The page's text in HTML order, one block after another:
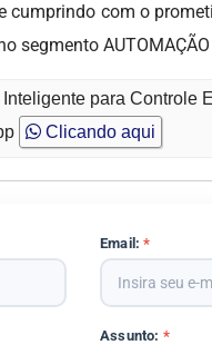
cumprindo com o
AUTOMAÇÃO
para Controle
Clicando aqui
Email:*
Assunto: *